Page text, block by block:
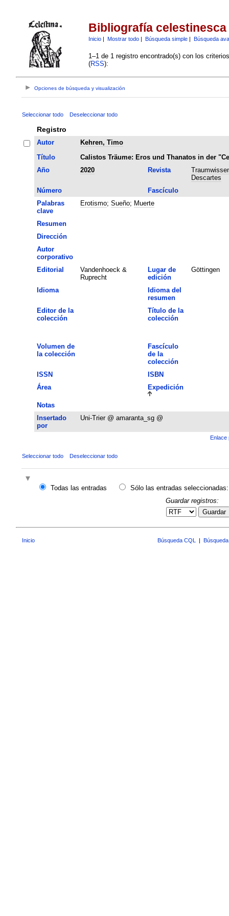
Bibliografía celestinesca
Inicio| Mostrar todo| Búsqueda simple| Búsqueda
1–1 de 1 registro encontrado(s) con los
(RSS):
Opciones de búsqueda y visualización
Seleccionar todo Deseleccionar todo
Registro
Autor
Kehren, Timo
Título
Calistos Träume: Eros und Thanatos in der
Año
2020 Revista
Descartes
Número
Fascículo
Palabras
clave
Erotismo; Sueño; Muerte
Resumen
Dirección
Autor
corporativo
Editorial
Vandenhoeck &
Ruprecht
Lugar de
edición
Göttingen
Idioma
Idioma del
resumen
Editor de la
colección
Título de la
colección
Volumen de
la colección
Fascículo
de la
colección
ISSN
ISBN
Área
Expedición
Notas
Insertado
por
Uni-Trier @ amaranta_sg @
Enlace
Seleccionar todo Deseleccionar todo
Todas las entradas
Sólo las entradas seleccionadas:
Guardar registros:
Guardar
Inicio Búsqueda CQL